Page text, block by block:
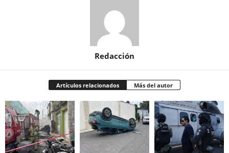
Redacción
Artículos relacionados Más del autor